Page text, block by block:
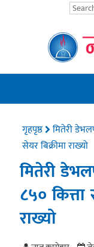
गृहपृष्ठ
मितेरी
सेयर बिक्रीमा राख्यो
मितेरी
८५०
राख्यो